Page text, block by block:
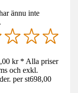
ännu inte
kr * Alla priser
och exkl.
per st698,00